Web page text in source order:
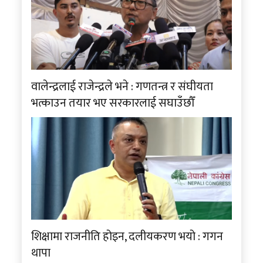
वालेन्द्रलाई राजेन्द्रले भने : गणतन्त्र र संघीयता
भत्काउन तयार भए सरकारलाई सघाउँछौँ
शिक्षामा राजनीति होइन, दलीयकरण भयो : गगन
थापा